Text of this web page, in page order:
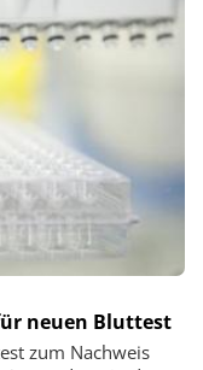
neuen Bluttest
zum Nachweis